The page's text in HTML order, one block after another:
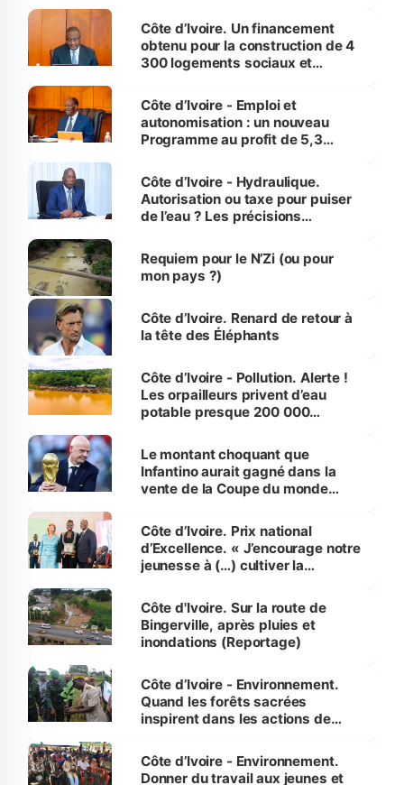
Côte d’Ivoire. Un financement
obtenu pour la construction de 4
300 logements sociaux et
et Yamoussoukro
Côte d’Ivoire - Emploi et
autonomisation : un nouveau
Programme au profit de 5,3
Côte d’Ivoire - Hydraulique.
Autorisation ou taxe pour puiser
de l’eau ? Les précisions
Requiem pour le N’Zi (ou pour
mon pays ?)
Côte d’Ivoire. Renard de retour à
la tête des Éléphants
Côte d’Ivoire - Pollution. Alerte !
Les orpailleurs privent d’eau
potable presque 200 000
Le montant choquant que
Infantino aurait gagné dans la
vente de la Coupe du monde
Côte d’Ivoire. Prix national
d’Excellence. « J’encourage notre
jeunesse à (…) cultiver la
(Alassane Ouattara
Côte d'Ivoire. Sur la route de
Bingerville, après pluies et
inondations (Reportage)
Côte d’Ivoire - Environnement.
Quand les forêts sacrées
inspirent dans les actions de
Côte d’Ivoire - Environnement.
Donner du travail aux jeunes et